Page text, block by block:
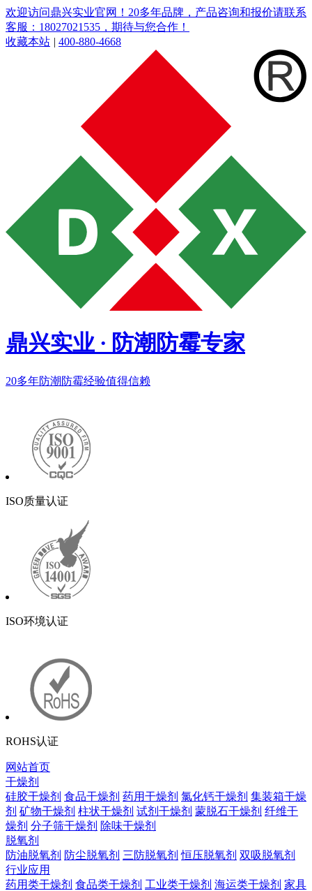
欢迎访问鼎兴实业官网！20多年品牌，产品咨询和报价请联系
客服：18027021535，期待与您合作！
收藏本站 | 400-880-4668
鼎兴实业 · 防潮防霉专家
20多年防潮防霉经验值得信赖
ISO质量认证
ISO环境认证
ROHS认证
网站首页
干燥剂
硅胶干燥剂 食品干燥剂 药用干燥剂 氯化钙干燥剂 集装箱干燥
剂 矿物干燥剂 柱状干燥剂 试剂干燥剂 蒙脱石干燥剂 纤维干
燥剂 分子筛干燥剂 除味干燥剂
脱氧剂
防油脱氧剂 防尘脱氧剂 三防脱氧剂 恒压脱氧剂 双吸脱氧剂
行业应用
药用类干燥剂 食品类干燥剂 工业类干燥剂 海运类干燥剂 家具